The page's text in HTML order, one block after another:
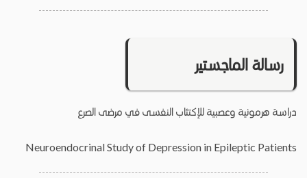
رسالة الماجستير
دراسة هرمونية وعصبية للإكتئاب النفسى في مرضى الصرع
Neuroendocrinal Study of Depression in Epileptic Patients